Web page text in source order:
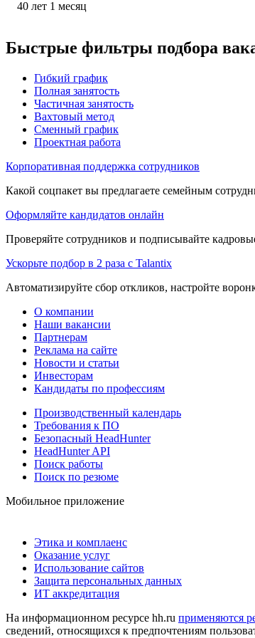
40 лет 1 месяц
Быстрые фильтры подбора
Гибкий график
Полная занятость
Частичная занятость
Вахтовый метод
Сменный график
Проектная работа
Корпоративная поддержка сотрудников
Какой соцпакет вы предлагаете семейным
Оформляйте кандидатов онлайн
Проверяйте сотрудников и подписывайте
Ускорьте подбор в 2 раза с Talantix
Автоматизируйте сбор откликов, настройте
О компании
Наши вакансии
Партнерам
Реклама на сайте
Новости и статьи
Инвесторам
Кандидаты по профессиям
Производственный календарь
Требования к ПО
Безопасный HeadHunter
HeadHunter API
Поиск работы
Поиск по резюме
Мобильное приложение
Этика и комплаенс
Оказание услуг
Использование сайтов
Защита персональных данных
ИТ аккредитация
На информационном ресурсе hh.ru применяются
сведений, относящихся к предпочтениям